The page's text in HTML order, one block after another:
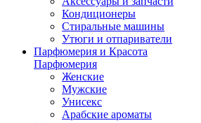
Кондиционеры
Стиральные машины
Утюги и отпариватели
Парфюмерия и Красота
Парфюмерия
Женские
Мужские
Унисекс
Арабские ароматы